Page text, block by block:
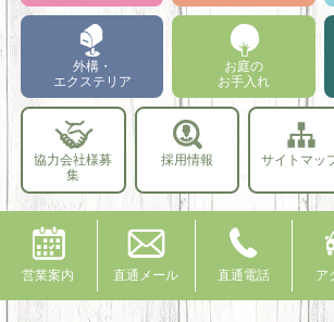
外構・
エクステリア
お庭の
お手入れ
協力会社様募
集
採用情報 サイトマッ
営業案内 直通メール 直通電話 ア